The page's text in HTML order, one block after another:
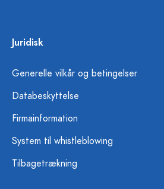
Juridisk
Generelle vilkår og betingelser
Databeskyttelse
Firmainformation
System til whistleblowing
Tilbagetrækning